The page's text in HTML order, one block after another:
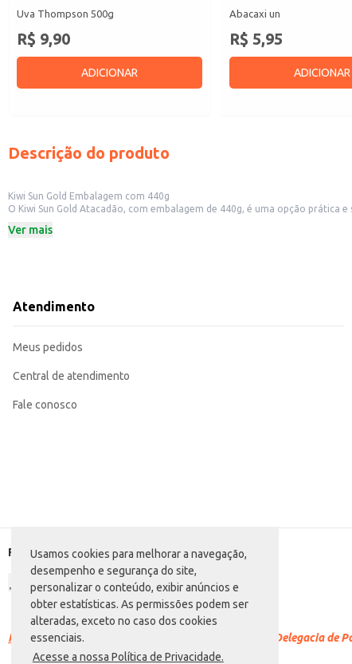
Usamos cookies para melhorar a navegação,
desempenho e segurança do site,
personalizar o conteúdo, exibir anúncios e
obter estatísticas. As permissões podem ser
alteradas, exceto no caso dos cookies
essenciais.
Acesse a nossa Política de Privacidade.
Uva Thompson 500g
R$ 9,90
ADICIONAR
Abacaxi un
R$ 5,95
ADICIONAR
Descrição do produto
Kiwi Sun Gold Embalagem com 440g
O Kiwi Sun Gold Atacadão, com embalagem de 440g, é uma opção
Ideal para consumo in natura.
Para sucos e vitaminas, retire a casca e bata no liquidificador com outros
Para sobremesas, utilize a polpa em mousses, tortas e outros doces.
O Kiwi Sun Gold Atacadão oferece praticidade e sabor em uma
Ver mais
Atendimento
Meus pedidos
Central de atendimento
Fale conosco
Formas de pagamento
Racismo é crime. Denuncie. Disque 100 ou procure a Delegacia